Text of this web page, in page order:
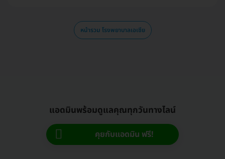
หน้ารวม โรงพยาบาลเอเซีย
แอดมินพร้อมดูแลคุณทุกวันทางไลน์
คุยกับแอดมิน ฟรี!